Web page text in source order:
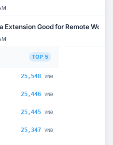
Extension Good for Remote Work?
TOP 5
25,548 VNĐ
25,446 VNĐ
25,445 VNĐ
25,347 VNĐ